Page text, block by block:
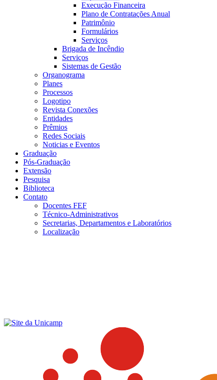
Execução Financeira
Plano de Contratações Anual
Patrimônio
Formulários
Serviços
Brigada de Incêndio
Serviços
Sistemas de Gestão
Organograma
Planes
Processos
Logotipo
Revista Conexões
Entidades
Prêmios
Redes Sociais
Noticias e Eventos
Graduação
Pós-Graduação
Extensão
Pesquisa
Biblioteca
Contato
Docentes FEF
Técnico-Administrativos
Secretarias, Departamentos e Laboratórios
Localização